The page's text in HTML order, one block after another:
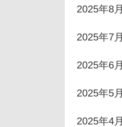
2025年8月
2025年7月
2025年6月
2025年5月
2025年4月